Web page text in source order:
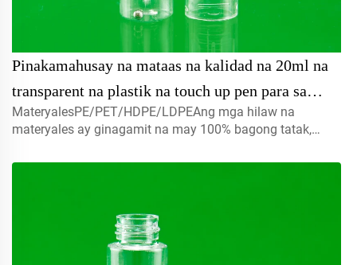
Pinakamahusay na mataas na kalidad na 20ml na
transparent na plastik na touch up pen para sa
Pagpapanatili ng Sasakyan
MateryalesPE/PET/HDPE/LDPEAng mga hilaw na
materyales ay ginagamit na may 100% bagong tatak,
para sa packaging ng pagkain.Volume5ml 10ml